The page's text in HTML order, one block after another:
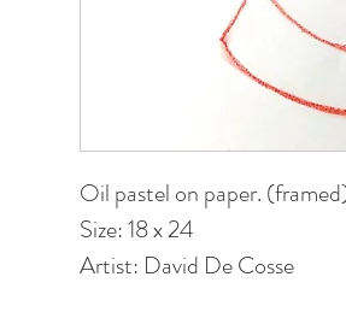
Oil pastel on paper.
Size: 18 x 24
Artist: David De Cosse